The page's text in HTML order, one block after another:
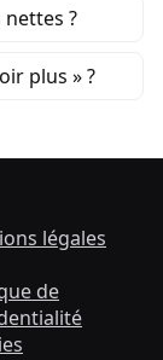
?
plus » ?
légales
de